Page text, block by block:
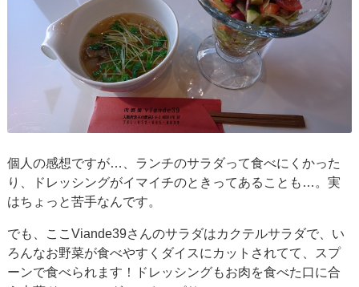
個人の感想ですが…、ランチのサラダって食べにくかった
り、ドレッシングがイマイチのときってあることも…。実
はちょっと苦手なんです。
でも、ここViande39さんのサラダはカクテルサラダで、い
ろんなお野菜が食べやすくダイスにカットされてて、スプ
ーンで食べられます！ドレッシングもお肉を食べた口に合